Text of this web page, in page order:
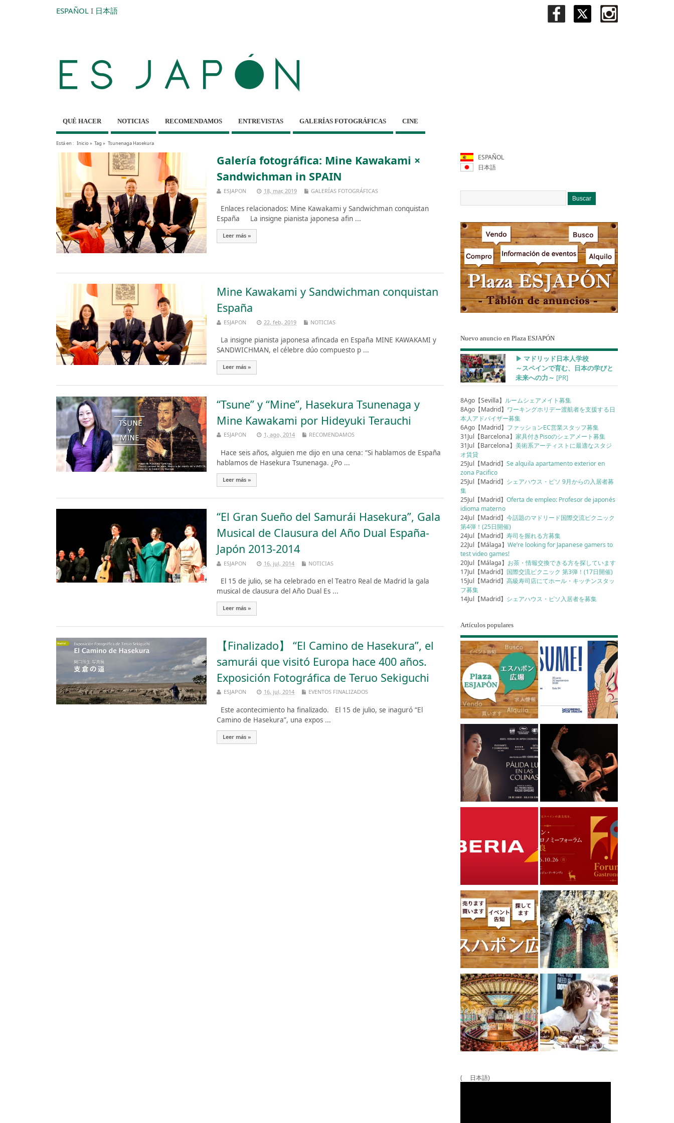
ESPAÑOL I 日本語
QUÉ HACER NOTICIAS RECOMENDAMOS ENTREVISTAS GALERÍAS FOTOGRÁFICAS CINE
Está en : Inicio» Tag » Tsunenaga Hasekura
Galería fotográfica: Mine Kawakami ×
Sandwichman in SPAIN
ESJAPON 18, mar, 2019 GALERÍAS FOTOGRÁFICAS
Enlaces relacionados: Mine Kawakami y Sandwichman conquistan
España La insigne pianista japonesa afin ...
Leer más »
Mine Kawakami y Sandwichman conquistan
España
ESJAPON 22, feb, 2019 NOTICIAS
La insigne pianista japonesa afincada en España MINE KAWAKAMI y
SANDWICHMAN, el célebre dúo compuesto p ...
Leer más »
“Tsune” y “Mine”, Hasekura Tsunenaga y
Mine Kawakami por Hideyuki Terauchi
ESJAPON 1, ago, 2014 RECOMENDAMOS
Hace seis años, alguien me dijo en una cena: “Si hablamos de España
hablamos de Hasekura Tsunenaga. ¿Po ...
Leer más »
“El Gran Sueño del Samurái Hasekura”, Gala
Musical de Clausura del Año Dual España-
Japón 2013-2014
ESJAPON 16, jul, 2014 NOTICIAS
El 15 de julio, se ha celebrado en el Teatro Real de Madrid la gala
musical de clausura del Año Dual Es ...
Leer más »
【Finalizado】 “El Camino de Hasekura”, el
samurái que visitó Europa hace 400 años.
Exposición Fotográfica de Teruo Sekiguchi
ESJAPON 16, jul, 2014 EVENTOS FINALIZADOS
Este acontecimiento ha finalizado. El 15 de julio, se inaguró “El
Camino de Hasekura”, una expos ...
Leer más »
ESPAÑOL
日本語
Nuevo anuncio en Plaza ESJAPÓN
▶︎ マドリッド日本人学校
～スペインで育む、日本の学びと
未来への力～ [PR]
8Ago【Sevilla】 ルームシェアメイト募集
8Ago【Madrid】 ワーキングホリデー渡航者を支援する日
本人アドバイザー募集
6Ago【Madrid】 ファッションEC営業スタッフ募集
31Jul【Barcelona】家具付きPisoのシェアメート募集
31Jul【Barcelona】美術系アーティストに最適なスタジ
オ賃貸
25Jul【Madrid】Se alquila apartamento exterior en
zona Pacifico
25Jul【Madrid】 シェアハウス・ピソ 9月からの入居者募
集
25Jul【Madrid】Oferta de empleo: Profesor de japonés
idioma materno
24Jul【Madrid】今話題のマドリード国際交流ピクニック
第4弾！(25日開催)
24Jul【Madrid】寿司を握れる方募集
22Jul【Málaga】We’re looking for Japanese gamers to
test video games!
20Jul【Málaga】 お茶・情報交換できる方を探しています
17Jul【Madrid】 国際交流ピクニック 第3弾！(17日開催)
15Jul【Madrid】高級寿司店にてホール・キッチンスタッ
フ募集
14Jul【Madrid】 シェアハウス・ピソ入居者を募集
Artículos populares
( 日本語)